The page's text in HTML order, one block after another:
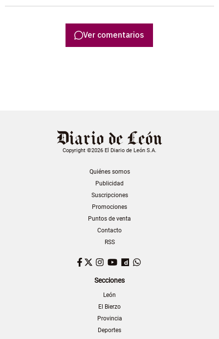
Ver comentarios
Copyright ©2026 El Diario de León S.A.
Quiénes somos
Publicidad
Suscripciones
Promociones
Puntos de venta
Contacto
RSS
Facebook
TwitterInstagram
YouTubeDailymotion
Secciones
León
El Bierzo
Provincia
Deportes